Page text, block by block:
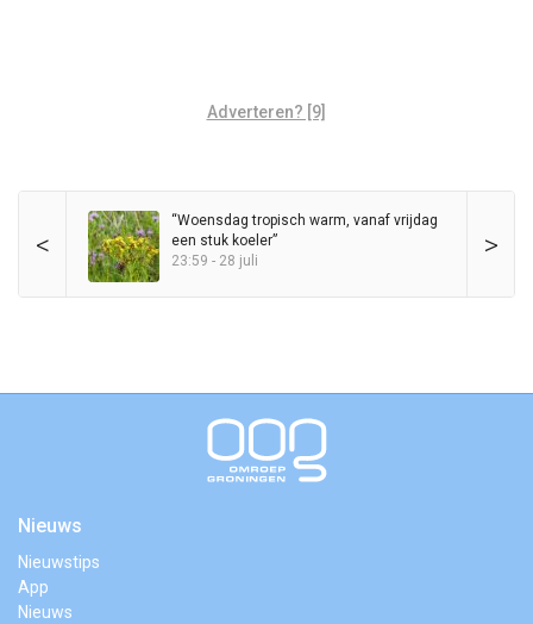
Adverteren? [9]
< >
“Woensdag tropisch warm, vanaf vrijdag
een stuk koeler”
23:59 - 28 juli
Nieuws
Nieuwstips
App
Nieuws